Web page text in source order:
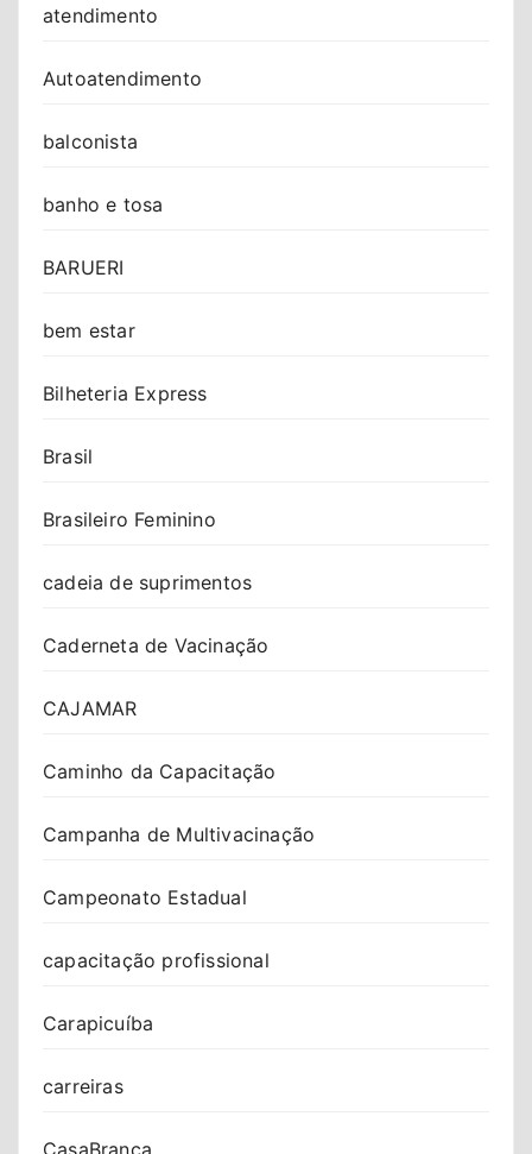
atendimento
Autoatendimento
balconista
banho e tosa
BARUERI
bem estar
Bilheteria Express
Brasil
Brasileiro Feminino
cadeia de suprimentos
Caderneta de Vacinação
CAJAMAR
Caminho da Capacitação
Campanha de Multivacinação
Campeonato Estadual
capacitação profissional
Carapicuíba
carreiras
CasaBranca